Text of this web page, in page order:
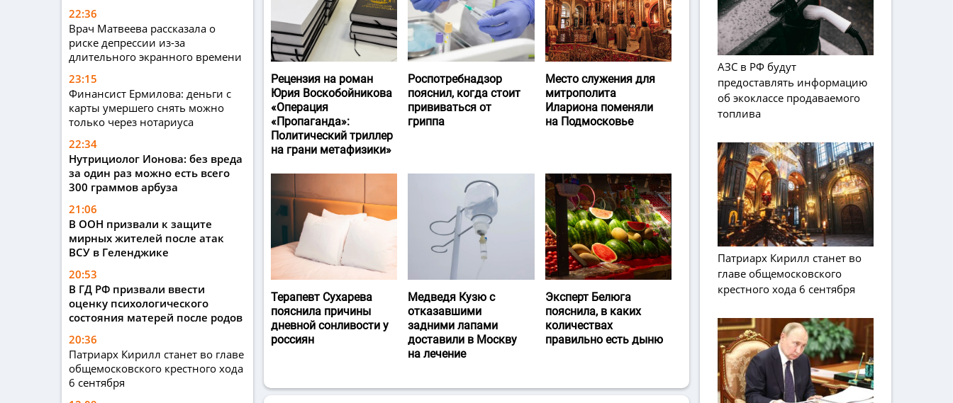
22:36
Врач Матвеева рассказала о
риске депрессии из-за
длительного экранного времени
23:15
Финансист Ермилова: деньги с
карты умершего снять можно
только через нотариуса
22:34
Нутрициолог Ионова: без вреда
за один раз можно есть всего
300 граммов арбуза
21:06
В ООН призвали к защите
мирных жителей после атак
ВСУ в Геленджике
20:53
В ГД РФ призвали ввести
оценку психологического
состояния матерей после родов
20:36
Патриарх Кирилл станет во главе
общемосковского крестного хода
6 сентября
Рецензия на роман
Юрия Воскобойникова
«Операция
«Пропаганда»:
Политический триллер
на грани метафизики»
Роспотребнадзор
пояснил, когда стоит
прививаться от
гриппа
Место служения для
митрополита
Илариона поменяли
на Подмосковье
Терапевт Сухарева
пояснила причины
дневной сонливости у
россиян
Медведя Кузю с
отказавшими
задними лапами
доставили в Москву
на лечение
Эксперт Белюга
пояснила, в каких
количествах
правильно есть дыню
АЗС в РФ будут
предоставлять информацию
об экоклассе продаваемого
топлива
Патриарх Кирилл станет во
главе общемосковского
крестного хода 6 сентября